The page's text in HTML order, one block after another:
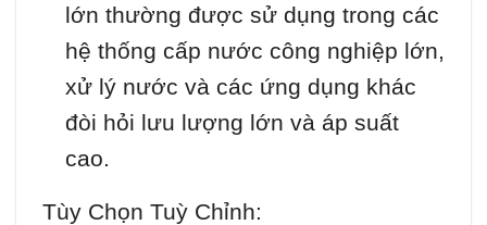
lớn thường được sử dụng trong các
hệ thống cấp nước công nghiệp lớn,
xử lý nước và các ứng dụng khác
đòi hỏi lưu lượng lớn và áp suất
cao.
Tùy Chọn Tuỳ Chỉnh: